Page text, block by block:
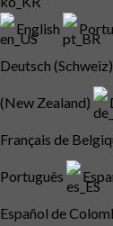
English
Deutsch (Schweiz)
(New Zealand)
Français de
Português
Español de